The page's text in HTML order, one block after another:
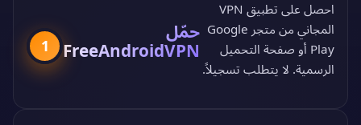
1
حمّل
FreeAndroidVPN
احصل على تطبيق VPN
المجاني من
متجر Google
Play أو صفحة التحميل
الرسمية. لا يتطلب تسجيلاً.